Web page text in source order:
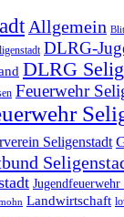
Allgemein
DLRG-
DLRG
Feuerwehr
Seligenstadt
Landwirtschaft